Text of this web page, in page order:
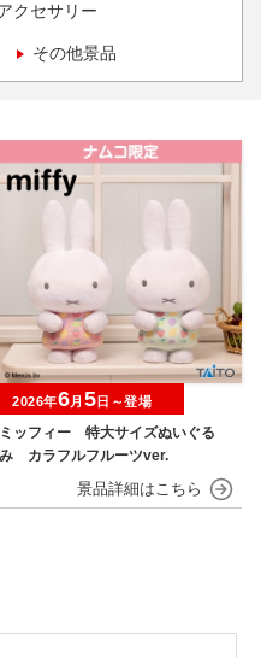
クセサリー
その他景品
ミッフィー 特大サイズぬいぐる
み カラフルフルーツver.
2026年6月 5日～登場